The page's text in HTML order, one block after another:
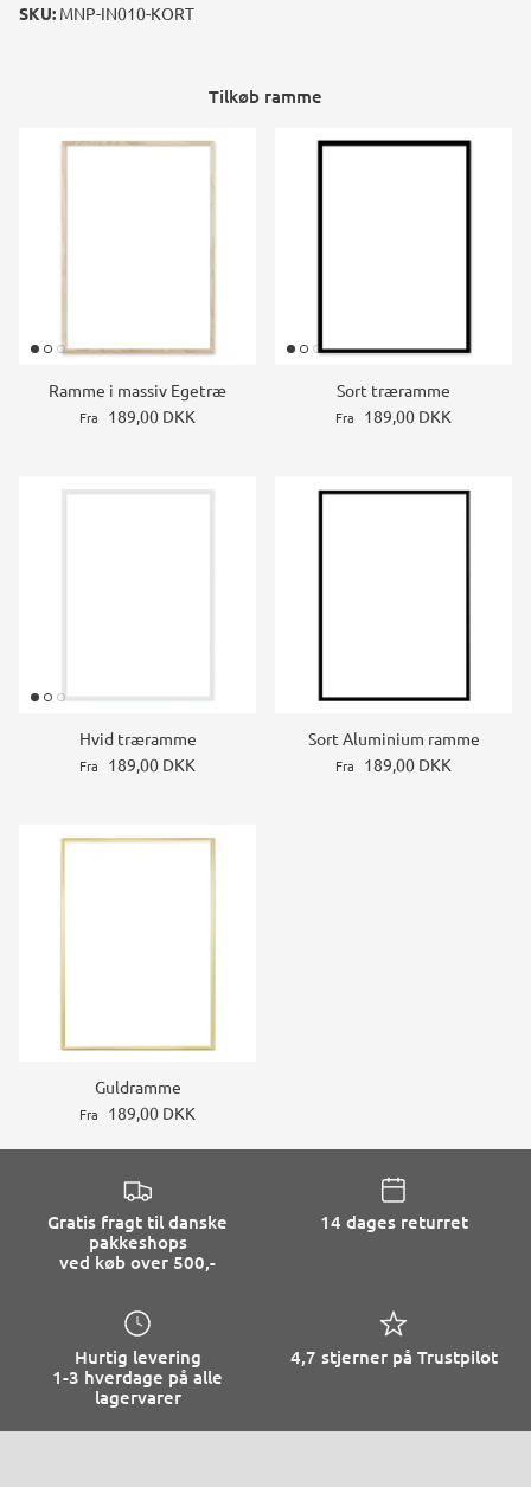
SKU: MNP-IN010-KORT
Tilkøb ramme
Ramme i massiv Egetræ
Fra 189,00 DKK
Sort træramme
Fra 189,00 DKK
Hvid træramme
Fra 189,00 DKK
Sort Aluminium ramme
Fra 189,00 DKK
Guldramme
Fra 189,00 DKK
Gratis fragt til danske
pakkeshops
ved køb over 500,-
14 dages returret
Hurtig levering
1-3 hverdage på alle
lagervarer
4,7 stjerner på Trustpilot